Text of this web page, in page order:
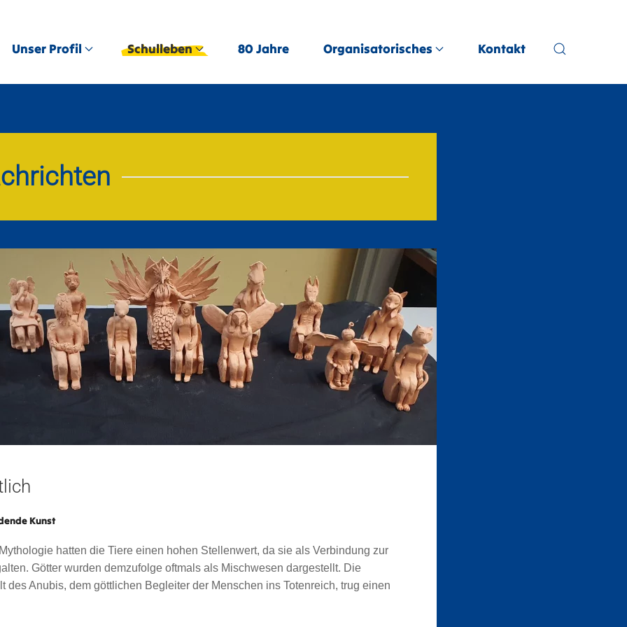
Unser Profil Schulleben 80 Jahre Organisatorisches Kontakt
Kunst
hatten die Tiere einen hohen Stellenwert, da sie als Verbindung zur
Götter wurden demzufolge oftmals als Mischwesen dargestellt. Die
des Anubis, dem göttlichen Begleiter der Menschen ins Totenreich, trug einen